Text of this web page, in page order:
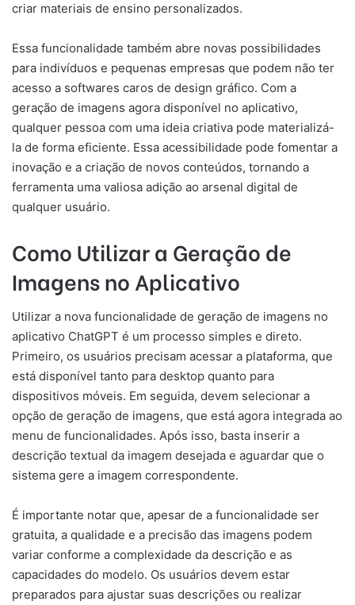
criar materiais de ensino personalizados.
Essa funcionalidade também abre novas possibilidades
para indivíduos e pequenas empresas que podem não ter
acesso a softwares caros de design gráfico. Com a
geração de imagens agora disponível no aplicativo,
qualquer pessoa com uma ideia criativa pode materializá-
la de forma eficiente. Essa acessibilidade pode fomentar a
inovação e a criação de novos conteúdos, tornando a
ferramenta uma valiosa adição ao arsenal digital de
qualquer usuário.
Como Utilizar a Geração de
Imagens no Aplicativo
Utilizar a nova funcionalidade de geração de imagens no
aplicativo ChatGPT é um processo simples e direto.
Primeiro, os usuários precisam acessar a plataforma, que
está disponível tanto para desktop quanto para
dispositivos móveis. Em seguida, devem selecionar a
opção de geração de imagens, que está agora integrada ao
menu de funcionalidades. Após isso, basta inserir a
descrição textual da imagem desejada e aguardar que o
sistema gere a imagem correspondente.
É importante notar que, apesar de a funcionalidade ser
gratuita, a qualidade e a precisão das imagens podem
variar conforme a complexidade da descrição e as
capacidades do modelo. Os usuários devem estar
preparados para ajustar suas descrições ou realizar